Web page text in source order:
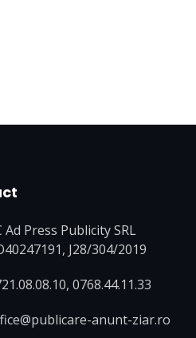
Ad Press Publicity SRL
J28/304/2019
, 0768.44.11.33
anunt-ziar.ro